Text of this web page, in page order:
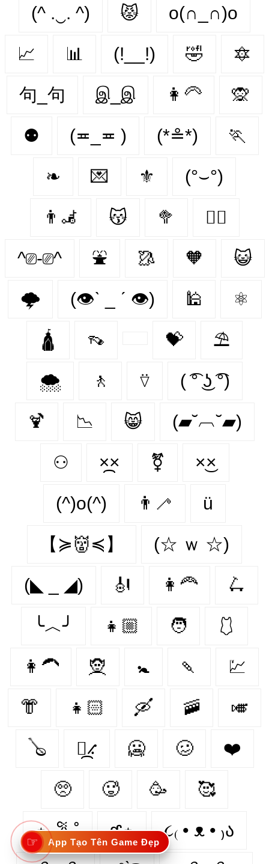
(^ .‿. ^) 😾 o(∩_∩)o
📈 📊 (!__!) 🤣 🔯
句_句 இ_இ 👩‍🦳 🙊
⚉ (≖_≖ ) (*≗*) 🏃‍
❧ 💌 ⚜️ (°⌣°)
👨‍🦼‍️ 😽 🥦 🐕‍🦺
^⎚-⎚^ ⛲ 🥻 🧡 😺
🌩️ (👁ˋ _ ˊ 👁) 🕌 ⚛
🛕 👡 💝 ⛱️
🌨️ 🚶‍ ⍢ ( ͡° ͜ʖ ͡°)
🍹 📉 😸 (▰˘︹˘▰)
⚇ ×᷼× ⚧ ×͜×
(^)o(^) 👨‍🦯‍ ü
【≽👹≼】 (☆ ｗ ☆)
(◣ _ ◢) 🎻 👩‍🦰 🛴
╰︿╯ 👧🏼 🧑 🩱
👩‍🦱 🧝‍ 🚼 🍡 💹
👘 👧🏻 🛶 🚠 🎺
🪕 ⳻᷼⳺ 🥶️ 🥴️ ❤️️
🥺️ 🥵️ 🥳️ 🥰️
⋆. 𐙚 ˚ 𑣲⋆ ૮₍ • ᴥ • ₎ა
☞ App Tạo Tên Game Đẹp